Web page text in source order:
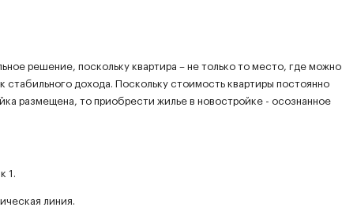
решение, поскольку квартира – не только то место, где можно
дохода. Поскольку стоимость квартиры постоянно
размещена, то приобрести жилье в новостройке - осознанное
1.
линия.